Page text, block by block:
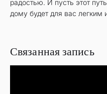
радостью. И пусть этот
дому будет для вас
Связанная запись